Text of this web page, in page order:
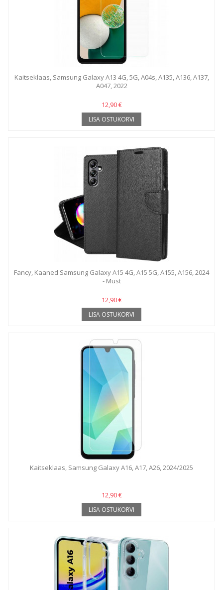
Kaitseklaas, Samsung Galaxy A13 4G, 5G, A04s, A135, A136, A137,
A047, 2022
12,90 €
LISA OSTUKORVI
Fancy, Kaaned Samsung Galaxy A15 4G, A15 5G, A155, A156, 2024
- Must
12,90 €
LISA OSTUKORVI
Kaitseklaas, Samsung Galaxy A16, A17, A26, 2024/2025
12,90 €
LISA OSTUKORVI